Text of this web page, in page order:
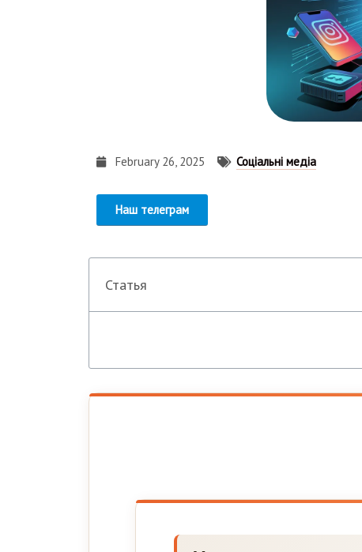
February 26, 2025 Соціальні медіа
Наш телеграм
Статья